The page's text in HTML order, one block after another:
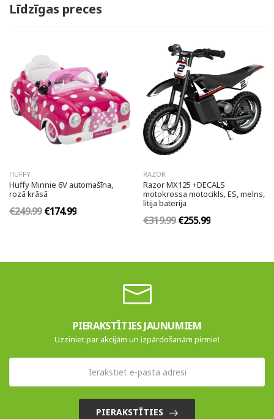
Līdzīgas preces
HUFFY
Huffy Minnie 6V automašīna,
rozā krāsā
€249.99€174.99
RAZOR
Razor MX125 +DECALS
motokrossa motocikls, ES, melns,
litija baterija
€319.99€255.99
PIERAKSTĪTIES JAUNUMIEM
Uzziniet par akcijām un izpārdošanām pirmie!
PIERAKSTĪTIES